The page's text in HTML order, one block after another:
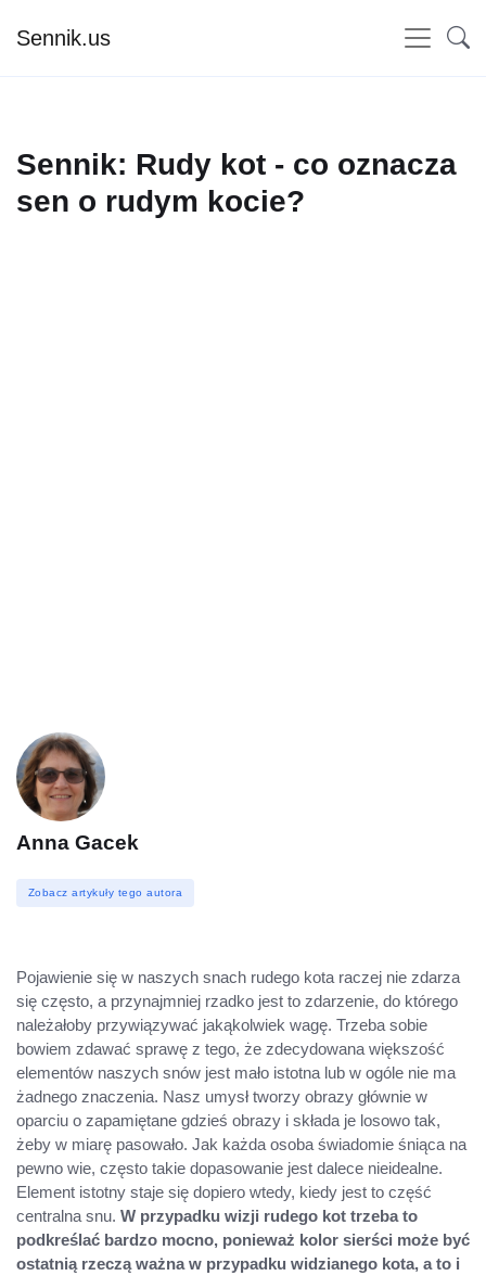
Sennik.us
Sennik: Rudy kot - co oznacza
sen o rudym kocie?
Anna Gacek
Zobacz artykuły tego autora
Pojawienie się w naszych snach rudego kota raczej nie zdarza
się często, a przynajmniej rzadko jest to zdarzenie, do którego
należałoby przywiązywać jakąkolwiek wagę. Trzeba sobie
bowiem zdawać sprawę z tego, że zdecydowana większość
elementów naszych snów jest mało istotna lub w ogóle nie ma
żadnego znaczenia. Nasz umysł tworzy obrazy głównie w
oparciu o zapamiętane gdzieś obrazy i składa je losowo tak,
żeby w miarę pasowało. Jak każda osoba świadomie śniąca na
pewno wie, często takie dopasowanie jest dalece nieidealne.
Element istotny staje się dopiero wtedy, kiedy jest to część
centralna snu. W przypadku wizji rudego kot trzeba to
podkreślać bardzo mocno, ponieważ kolor sierści może być
ostatnią rzeczą ważna w przypadku widzianego kota, a to i